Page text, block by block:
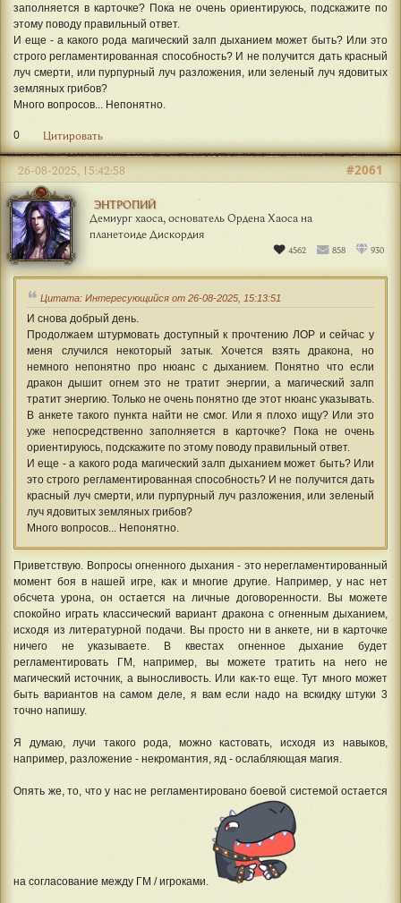
заполняется в карточке? Пока не очень ориентируюсь, подскажите по
этому поводу правильный ответ.
И еще - а какого рода магический залп дыханием может быть? Или это
строго регламентированная способность? И не получится дать красный
луч смерти, или пурпурный луч разложения, или зеленый луч ядовитых
земляных грибов?
Много вопросов... Непонятно.
0 Цитировать
ЭНТРОПИЙ
Демиург хаоса, основатель Ордена Хаоса на
планетоиде Дискордия
4562 858 930
#2061
26-08-2025, 15:42:58
Цитата: Интересующийся от 26-08-2025, 15:13:51
И снова добрый день.
Продолжаем штурмовать доступный к прочтению ЛОР и сейчас у
меня случился некоторый затык. Хочется взять дракона, но
немного непонятно про нюанс с дыханием. Понятно что если
дракон дышит огнем это не тратит энергии, а магический залп
тратит энергию. Только не очень понятно где этот нюанс указывать.
В анкете такого пункта найти не смог. Или я плохо ищу? Или это
уже непосредственно заполняется в карточке? Пока не очень
ориентируюсь, подскажите по этому поводу правильный ответ.
И еще - а какого рода магический залп дыханием может быть? Или
это строго регламентированная способность? И не получится дать
красный луч смерти, или пурпурный луч разложения, или зеленый
луч ядовитых земляных грибов?
Много вопросов... Непонятно.
Приветствую. Вопросы огненного дыхания - это нерегламентированный
момент боя в нашей игре, как и многие другие. Например, у нас нет
обсчета урона, он остается на личные договоренности. Вы можете
спокойно играть классический вариант дракона с огненным дыханием,
исходя из литературной подачи. Вы просто ни в анкете, ни в карточке
ничего не указываете. В квестах огненное дыхание будет
регламентировать ГМ, например, вы можете тратить на него не
магический источник, а выносливость. Или как-то еще. Тут много может
быть вариантов на самом деле, я вам если надо на вскидку штуки 3
точно напишу.
Я думаю, лучи такого рода, можно кастовать, исходя из навыков,
например, разложение - некромантия, яд - ослабляющая магия.
Опять же, то, что у нас не регламентировано боевой системой остается
на согласование между ГМ / игроками.